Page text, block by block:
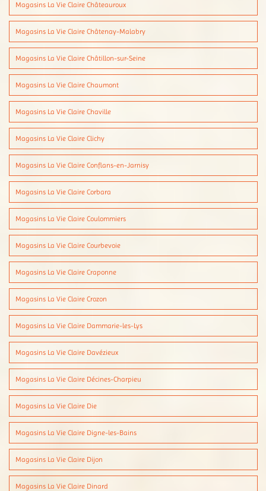
Magasins La Vie Claire Châteauroux
Magasins La Vie Claire Châtenay-Malabry
Magasins La Vie Claire Châtillon-sur-Seine
Magasins La Vie Claire Chaumont
Magasins La Vie Claire Chaville
Magasins La Vie Claire Clichy
Magasins La Vie Claire Conflans-en-Jarnisy
Magasins La Vie Claire Corbara
Magasins La Vie Claire Coulommiers
Magasins La Vie Claire Courbevoie
Magasins La Vie Claire Craponne
Magasins La Vie Claire Crozon
Magasins La Vie Claire Dammarie-les-Lys
Magasins La Vie Claire Davézieux
Magasins La Vie Claire Décines-Charpieu
Magasins La Vie Claire Die
Magasins La Vie Claire Digne-les-Bains
Magasins La Vie Claire Dijon
Magasins La Vie Claire Dinard